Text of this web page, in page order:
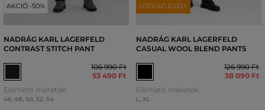
AKCIÓ -50%
NADRÁG KARL LAGERFELD
CONTRAST STITCH PANT
106 990 Ft
53 490 Ft
Elérhető méretek:
46, 48, 50, 52, 54
UTOLSÓ ESÉLY
NADRÁG KARL LAGERFELD
CASUAL WOOL BLEND PANTS
126 990 Ft
38 090 Ft
Elérhető méretek:
L, XL